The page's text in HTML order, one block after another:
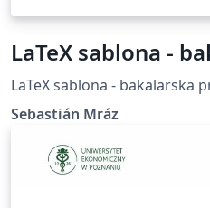
LaTeX sablona -
LaTeX sablona - bakalarska
Sebastián Mráz